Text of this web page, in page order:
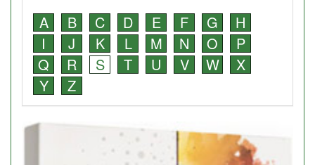
A B C D E F G
H
I
J K L M N O
P
Q
R S T U V W
X
Y
Z